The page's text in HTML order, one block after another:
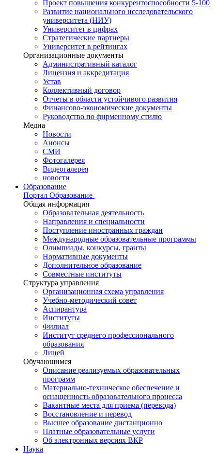
Проект повышения конкурентоспособности 5-100
Развитие национального исследовательского
университета (НИУ)
Университет в цифрах
Стратегические партнеры
Университет в рейтингах
Организационные документы
Административный каталог
Лицензия и аккредитация
Устав
Коллективный договор
Отчеты в области устойчивого развития
Финансово-экономические документы
Руководство по фирменному стилю
Медиа
Новости
Анонсы
СМИ
Фотогалерея
Видеогалерея
новости
Образование
Портал Образование
Общая информация
Образовательная деятельность
Направления и специальности
Поступление иностранных граждан
Международные образовательные программы
Олимпиады, конкурсы, гранты
Нормативные документы
Дополнительное образование
Совместные институты
Структура управления
Организационная схема управления
Учебно-методический совет
Аспирантура
Институты
Филиал
Институт среднего профессионального
образования
Лицей
Обучающимся
Описание реализуемых образовательных
программ
Материально-техническое обеспечение и
оснащенность образовательного процесса
Вакантные места для приема (перевода)
Восстановление и перевод
Высшее образование дистанционно
Платные образовательные услуги
Об электронных версиях ВКР
Наука